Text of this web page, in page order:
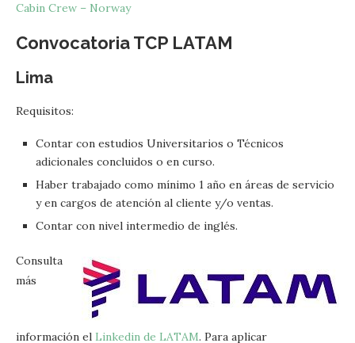
Cabin Crew – Norway
Convocatoria TCP LATAM
Lima
Requisitos:
Contar con estudios Universitarios o Técnicos
adicionales concluidos o en curso.
Haber trabajado como mínimo 1 año en áreas de servicio
y en cargos de atención al cliente y/o ventas.
Contar con nivel intermedio de inglés.
Consulta
más
información el Linkedin de LATAM. Para aplicar